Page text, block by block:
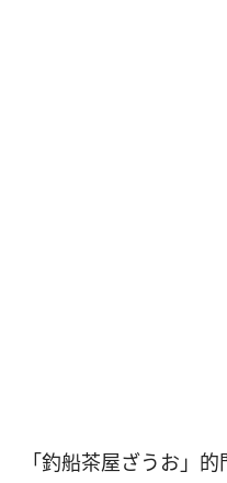
「釣船茶屋ざうお」